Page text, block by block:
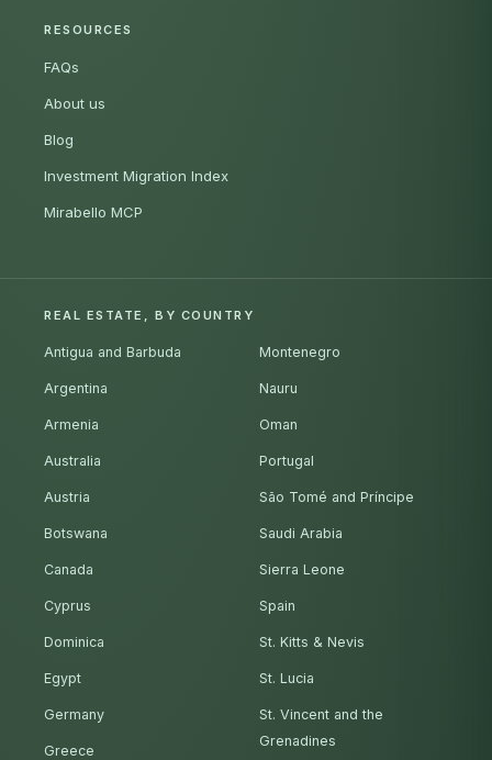
RESOURCES
FAQs
About us
Blog
Investment Migration Index
Mirabello MCP
REAL ESTATE, BY COUNTRY
Antigua and Barbuda
Argentina
Armenia
Australia
Austria
Botswana
Canada
Cyprus
Dominica
Egypt
Germany
Greece
Montenegro
Nauru
Oman
Portugal
São Tomé and Príncipe
Saudi Arabia
Sierra Leone
Spain
St. Kitts & Nevis
St. Lucia
St. Vincent and the
Grenadines